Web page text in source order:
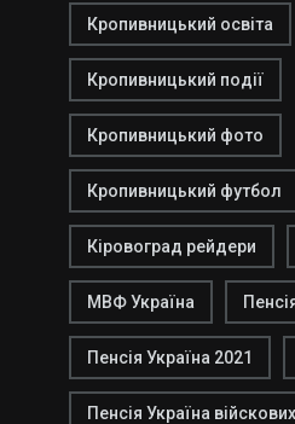
Кропивницький освіта
Кропивницький події
Кропивницький фото
Кропивницький футбол
Кіровоград рейдери
МВФ Україна
Пенсія Україна 2021
Пенсія Україна війскових